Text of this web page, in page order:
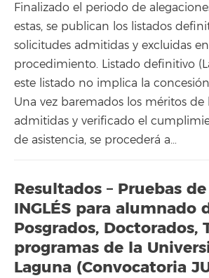
Finalizado el periodo de
estas, se publican los listados
solicitudes admitidas y excluidas
procedimiento. Listado definitivo
este listado no implica la
Una vez baremados los méritos de
admitidas y verificado el
de asistencia, se procederá a…
Resultados – Pruebas
INGLÉS para alumnado
Posgrados, Doctorados,
programas de la
Laguna (Convocatoria